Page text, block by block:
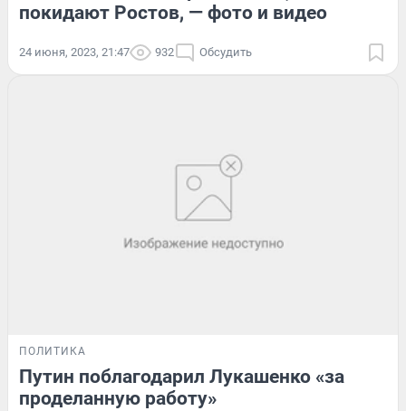
покидают Ростов, — фото и видео
24 июня, 2023, 21:47 932 Обсудить
ПОЛИТИКА
Путин поблагодарил Лукашенко «за
проделанную работу»